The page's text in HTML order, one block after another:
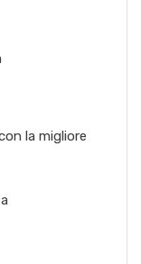
la migliore